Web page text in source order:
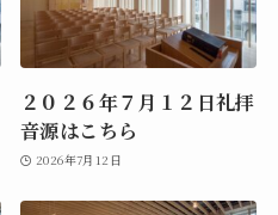
２０２６年７月１２日礼拝
音源はこちら
2026年7月12日